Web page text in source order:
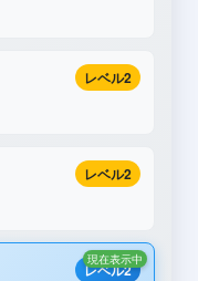
レベル2
レベル2
レベル2
現在表示中